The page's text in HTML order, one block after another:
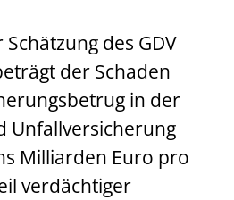
des GDV
der Schaden
in der
Unfallversicherung
Milliarden Euro pro
verdächtiger